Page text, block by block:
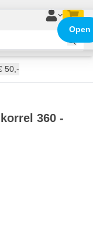
bezorgd
50,-
360 -
Open